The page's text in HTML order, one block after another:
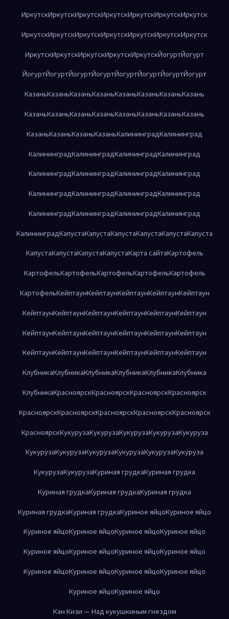
ИркутскИркутскИркутскИркутскИркутскИркутскИркутск
ИркутскИркутскИркутскИркутскИркутскИркутскИркутск
ИркутскИркутскИркутскИркутскИркутскЙогуртЙогурт
ЙогуртЙогуртЙогуртЙогуртЙогуртЙогуртЙогуртЙогурт
КазаньКазаньКазаньКазаньКазаньКазаньКазаньКазань
КазаньКазаньКазаньКазаньКазаньКазаньКазаньКазань
КазаньКазаньКазаньКазаньКалининградКалининград
КалининградКалининградКалининградКалининград
КалининградКалининградКалининградКалининград
КалининградКалининградКалининградКалининград
КалининградКалининградКалининградКалининград
КалининградКапустаКапустаКапустаКапустаКапустаКапуста
КапустаКапустаКапустаКапустаКарта сайтаКартофель
КартофельКартофельКартофельКартофельКартофель
КартофельКейптаунКейптаунКейптаунКейптаунКейптаун
КейптаунКейптаунКейптаунКейптаунКейптаунКейптаун
КейптаунКейптаунКейптаунКейптаунКейптаунКейптаун
КейптаунКейптаунКейптаунКейптаунКейптаунКейптаун
КлубникаКлубникаКлубникаКлубникаКлубникаКлубника
КлубникаКрасноярскКрасноярскКрасноярскКрасноярск
КрасноярскКрасноярскКрасноярскКрасноярскКрасноярск
КрасноярскКукурузаКукурузаКукурузаКукурузаКукуруза
КукурузаКукурузаКукурузаКукурузаКукурузаКукуруза
КукурузаКукурузаКуриная грудкаКуриная грудка
Куриная грудкаКуриная грудкаКуриная грудка
Куриная грудкаКуриная грудкаКуриное яйцоКуриное яйцо
Куриное яйцоКуриное яйцоКуриное яйцоКуриное яйцо
Куриное яйцоКуриное яйцоКуриное яйцоКуриное яйцо
Куриное яйцоКуриное яйцоКуриное яйцоКуриное яйцо
Куриное яйцоКуриное яйцо
Кэн Кизи — Над кукушкиным гнездом